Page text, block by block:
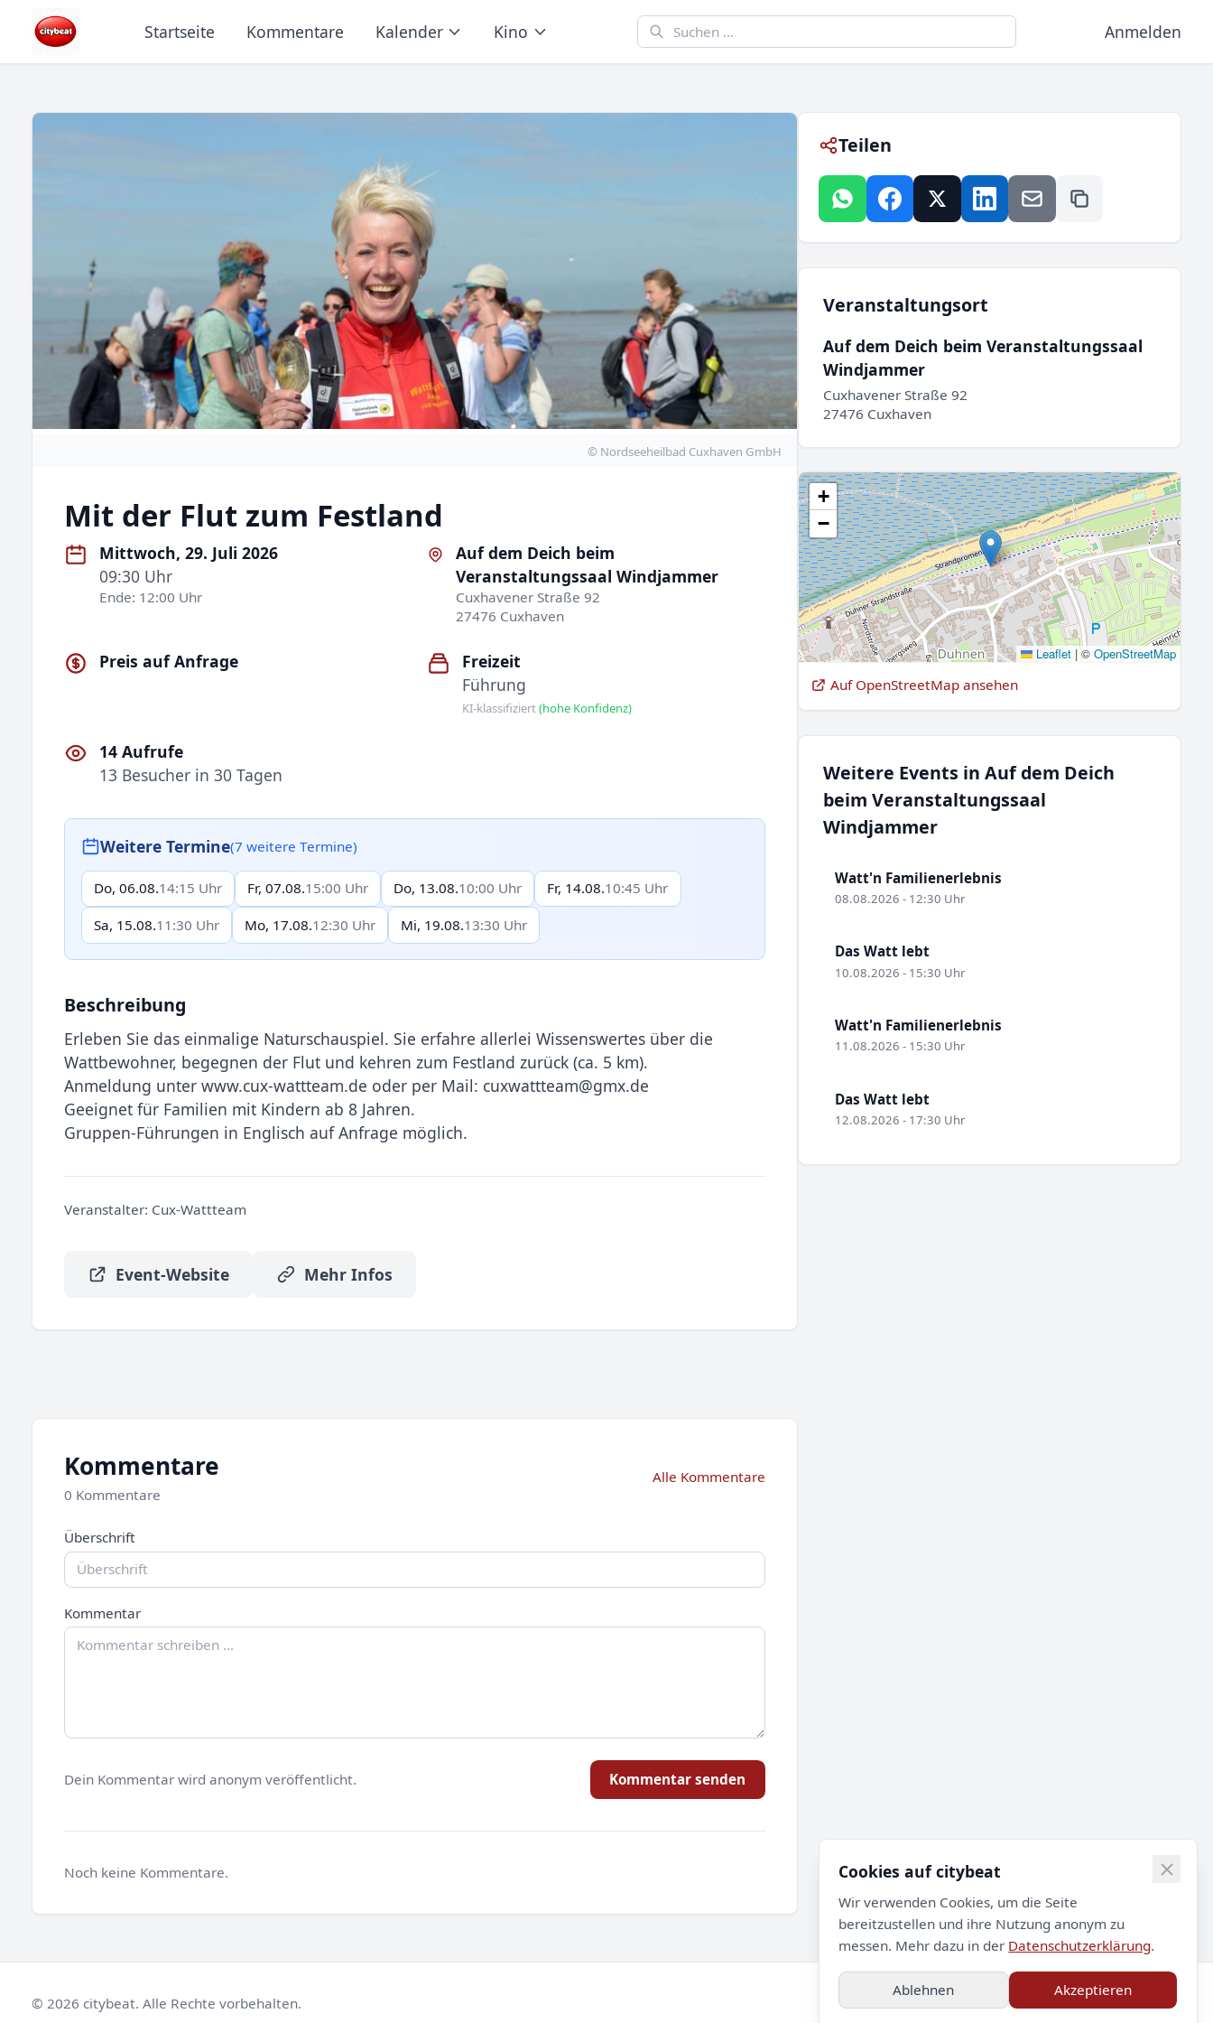
Startseite Kommentare Kalender Kino Anmelden
© Nordseeheilbad Cuxhaven GmbH
Mit der Flut zum Festland
Mittwoch, 29. Juli 2026
09:30 Uhr
Ende: 12:00 Uhr
Auf dem Deich beim
Veranstaltungssaal Windjammer
Cuxhavener Straße 92
27476 Cuxhaven
Preis auf Anfrage
Freizeit
Führung
KI-klassifiziert(hohe Konfidenz)
14 Aufrufe
13 Besucher in 30 Tagen
Weitere Termine(7 weitere Termine)
Do, 06.08.14:15 Uhr Fr, 07.08.15:00 Uhr Do, 13.08.10:00 Uhr Fr, 14.08.10:45 Uhr
Sa, 15.08.11:30 Uhr Mo, 17.08.12:30 Uhr Mi, 19.08.13:30 Uhr
Beschreibung
Erleben Sie das einmalige Naturschauspiel. Sie erfahre allerlei Wissenswertes über die
Wattbewohner, begegnen der Flut und kehren zum Festland zurück (ca. 5 km).
Anmeldung unter www.cux-wattteam.de oder per Mail: cuxwattteam@gmx.de
Geeignet für Familien mit Kindern ab 8 Jahren.
Gruppen-Führungen in Englisch auf Anfrage möglich.
Veranstalter: Cux-Wattteam
Event-Website Mehr Infos
Teilen
Veranstaltungsort
Auf dem Deich beim Veranstaltungssaal
Windjammer
Cuxhavener Straße 92
27476 Cuxhaven
+
−
Leaflet |© OpenStreetMap
Auf OpenStreetMap ansehen
Weitere Events in Auf dem Deich
beim Veranstaltungssaal
Windjammer
Watt'n Familienerlebnis
08.08.2026 - 12:30 Uhr
Das Watt lebt
10.08.2026 - 15:30 Uhr
Watt'n Familienerlebnis
11.08.2026 - 15:30 Uhr
Das Watt lebt
12.08.2026 - 17:30 Uhr
Kommentare
0 Kommentare
Alle Kommentare
Überschrift
Kommentar
Dein Kommentar wird anonym veröffentlicht. Kommentar senden
Noch keine Kommentare.
© 2026 citybeat. Alle Rechte vorbehalten. Impressum Datenschutz Kontakt
Cookies auf citybeat
Wir verwenden Cookies, um die Seite
bereitzustellen und ihre Nutzung anonym zu
messen. Mehr dazu in der Datenschutzerklärung.
Ablehnen Akzeptieren